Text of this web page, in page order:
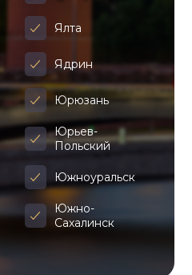
Ялта
Ядрин
Юрюзань
Юрьев-
Польский
Южноуральск
Южно-
Сахалинск